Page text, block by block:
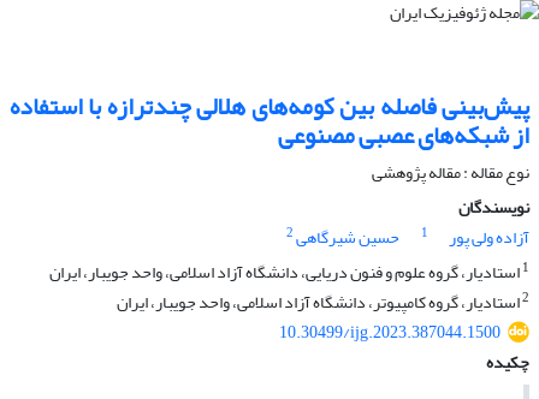
پیش‌بینی فاصله بین کومه‌های هلالی چندترازه با استفاده
از شبکه‌های عصبی مصنوعی
نوع مقاله : مقاله پژوهشی‌
نویسندگان
آزاده ولی پور
1 حسین شیرگاهی2
1استادیار، گروه علوم و فنون دریایی، دانشگاه آزاد اسلامی، واحد جویبار، ایران
2استادیار، گروه کامپیوتر، دانشگاه آزاد اسلامی، واحد جویبار، ایران
10.30499/ijg.2023.387044.1500
چکیده